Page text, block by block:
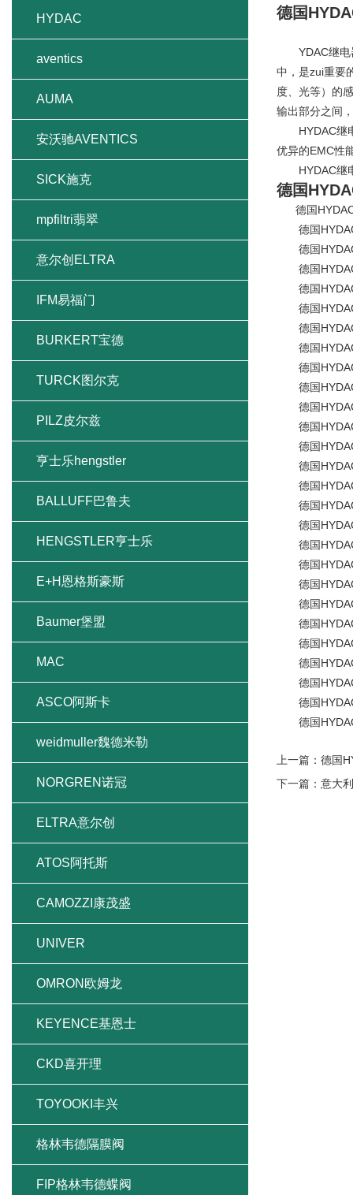
德国
YDAC继电器
中，是zui重要
度、光等）的
输出部分之间
HYDAC继电
优异的EMC性
HYDAC继电
德国
德国HYDAC
德国HYDAC
德国HYDAC
德国HYDAC
德国HYDAC
德国HYDAC
德国HYDAC
德国HYDAC
德国HYDAC
德国HYDAC
德国HYDAC
德国HYDAC
德国HYDAC
德国HYDAC
德国HYDAC
德国HYDAC
德国HYDAC
德国HYDAC
德国HYDAC
德国HYDAC
德国HYDAC
德国HYDAC
德国HYDAC
德国HYDAC
德国HYDAC
德国HYDAC
德国HYDAC
上一篇： 德国
下一篇： 意大
HYDAC
aventics
AUMA
安沃驰AVENTICS
SICK施克
mpfiltri翡翠
意尔创ELTRA
IFM易福门
BURKERT宝德
TURCK图尔克
PILZ皮尔兹
亨士乐hengstler
BALLUFF巴鲁夫
HENGSTLER亨士乐
E+H恩格斯豪斯
Baumer堡盟
MAC
ASCO阿斯卡
weidmuller魏德米勒
NORGREN诺冠
ELTRA意尔创
ATOS阿托斯
CAMOZZI康茂盛
UNIVER
OMRON欧姆龙
KEYENCE基恩士
CKD喜开理
TOYOOKI丰兴
格林韦德隔膜阀
FIP格林韦德蝶阀